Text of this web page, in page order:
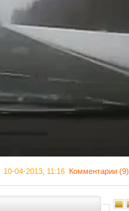
10-04-2013, 11:16 Комментарии (9)